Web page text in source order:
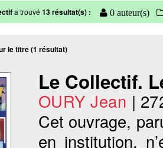
a trouvé13 résultat(s) : 0 auteur(s)
le titre (1 résultat)
Le Collectif.
OURY Jean |
Cet ouvrage,
en institution,